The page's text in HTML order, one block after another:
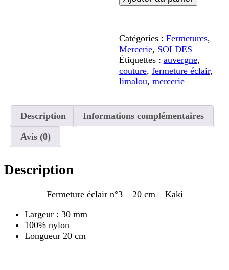
Fermeture
-
20
cm
-
Kaki
Catégories : Fermetures,
Mercerie, SOLDES
Étiquettes : auvergne,
couture, fermeture éclair,
limalou, mercerie
Description Informations complémentaires
Avis (0)
Description
Fermeture éclair n°3 – 20 cm – Kaki
Largeur : 30 mm
100% nylon
Longueur 20 cm